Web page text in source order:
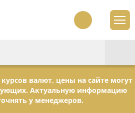
валют, цены на сайте могут
Актуальную информацию
у менеджеров.